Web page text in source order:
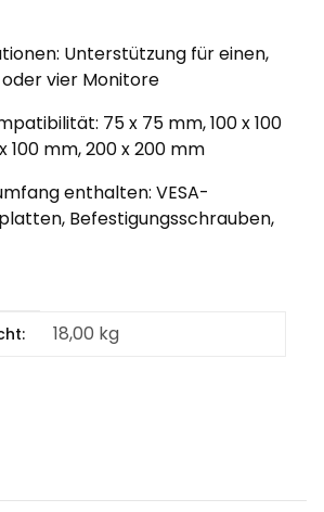
Unterstützung für einen,
oder vier Monitore
75 x 75 mm, 100 x 100
100 mm, 200 x 200 mm
enthalten: VESA-
Befestigungsschrauben,
18,00 kg